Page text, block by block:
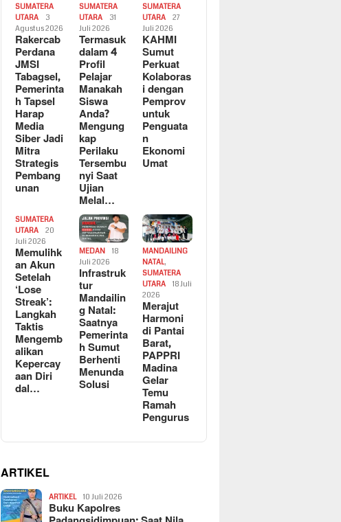
SUMATERA
UTARA
3
Agustus 2026
Rakercab
Perdana
JMSI
Tabagsel,
Pemerinta
h Tapsel
Harap
Media
Siber Jadi
Mitra
Strategis
Pembang
unan
SUMATERA
UTARA
31
Juli 2026
Termasuk
dalam 4
Profil
Pelajar
Manakah
Siswa
Anda?
Mengung
kap
Perilaku
Tersembu
nyi Saat
Ujian
Melal…
SUMATERA
UTARA
27
Juli 2026
KAHMI
Sumut
Perkuat
Kolaboras
i dengan
Pemprov
untuk
Penguata
n
Ekonomi
Umat
SUMATERA
UTARA
20
Juli 2026
Memulihk
an Akun
Setelah
‘Lose
Streak’:
Langkah
Taktis
Mengemb
alikan
Kepercay
aan Diri
dal…
MEDAN
18
Juli 2026
Infrastruk
tur
Mandailin
g Natal:
Saatnya
Pemerinta
h Sumut
Berhenti
Menunda
Solusi
MANDAILING
NATAL,
SUMATERA
UTARA
18 Juli
2026
Merajut
Harmoni
di Pantai
Barat,
PAPPRI
Madina
Gelar
Temu
Ramah
Pengurus
ARTIKEL
ARTIKEL 10 Juli 2026
Buku Kapolres